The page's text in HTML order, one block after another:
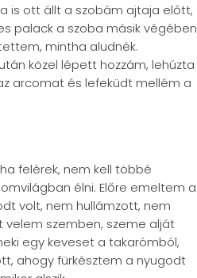
is ott állt a szobám ajtaja előtt,
palack a szoba másik végében
mintha aludnék.
közel lépett hozzám, lehúzta
arcomat és lefeküdt mellém a
felérek, nem kell többé
élni. Előre emeltem a
volt, nem hullámzott, nem
szemben, szeme alját
egy keveset a takarómból,
ahogy fürkésztem a nyugodt